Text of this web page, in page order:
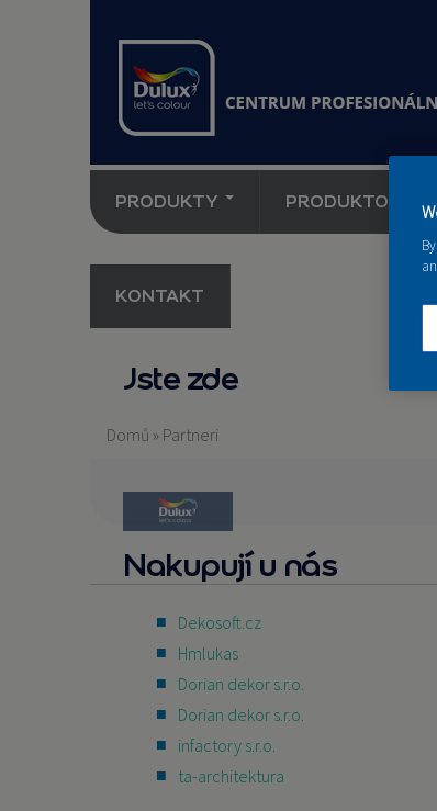
PRODUKTY PRODUKTOVÉ
KONTAKT
Jste zde
Domů » Partneri
Nakupují u nás
Dekosoft.cz
Hmlukas
Dorian dekor s.r.o.
Dorian dekor s.r.o.
infactory s.r.o.
ta-architektura